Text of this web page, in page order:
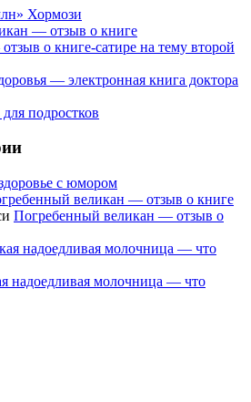
Хормози
— отзыв о книге
о книге-сатире на тему второй
— электронная книга доктора
подростков
с юмором
великан — отзыв о книге
Погребенный великан — отзыв о
надоедливая молочница — что
надоедливая молочница — что